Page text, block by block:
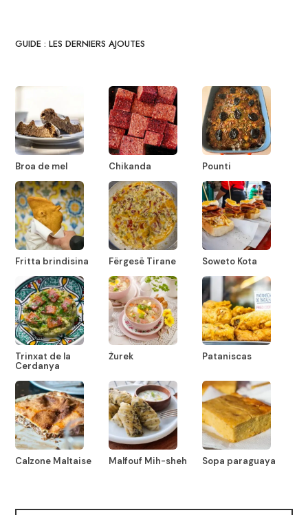
GUIDE : LES DERNIERS AJOUTES
Broa de mel Chikanda Pounti
Fritta brindisina Fërgesë Tirane Soweto Kota
Trinxat de la
Cerdanya
Żurek Pataniscas
Calzone Maltaise Malfouf Mih-sheh Sopa paraguaya